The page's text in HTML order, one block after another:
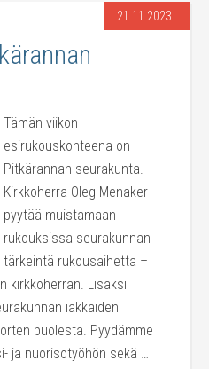
21.11.2023
Tämän viikon
esirukouskohteena on
Pitkärannan seurakunta.
Kirkkoherra Oleg Menaker
pyytää muistamaan
rukouksissa seurakunnan
tärkeintä rukousaihetta –
kirkkoherran. Lisäksi
iäkkäiden
puolesta. Pyydämme
ja nuorisotyöhön sekä …